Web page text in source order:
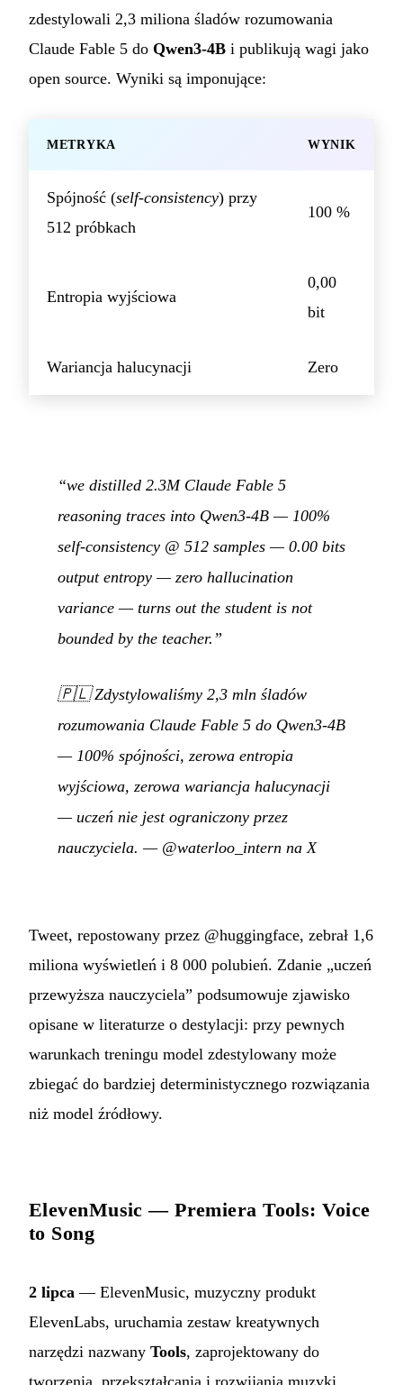
zdestylowali 2,3 miliona śladów rozumowania
Claude Fable 5 do Qwen3-4B i publikują wagi jako
open source. Wyniki są imponujące:
METRYKA WYNIK
Spójność (self-consistency) przy
512 próbkach
100 %
Entropia wyjściowa
0,00
bit
Wariancja halucynacji Zero
“we distilled 2.3M Claude Fable 5
reasoning traces into Qwen3-4B — 100%
self-consistency @ 512 samples — 0.00 bits
output entropy — zero hallucination
variance — turns out the student is not
bounded by the teacher.”
🇵🇱Zdystylowaliśmy 2,3 mln śladów
rozumowania Claude Fable 5 do Qwen3-4B
— 100% spójności, zerowa entropia
wyjściowa, zerowa wariancja halucynacji
— uczeń nie jest ograniczony przez
nauczyciela. — @waterloo_intern na X
Tweet, repostowany przez @huggingface, zebrał 1,6
miliona wyświetleń i 8 000 polubień. Zdanie „uczeń
przewyższa nauczyciela” podsumowuje zjawisko
opisane w literaturze o destylacji: przy pewnych
warunkach treningu model zdestylowany może
zbiegać do bardziej deterministycznego rozwiązania
niż model źródłowy.
ElevenMusic — Premiera Tools: Voice
to Song
2 lipca — ElevenMusic, muzyczny produkt
ElevenLabs, uruchamia zestaw kreatywnych
narzędzi nazwany Tools, zaprojektowany do
tworzenia, przekształcania i rozwijania muzyki.